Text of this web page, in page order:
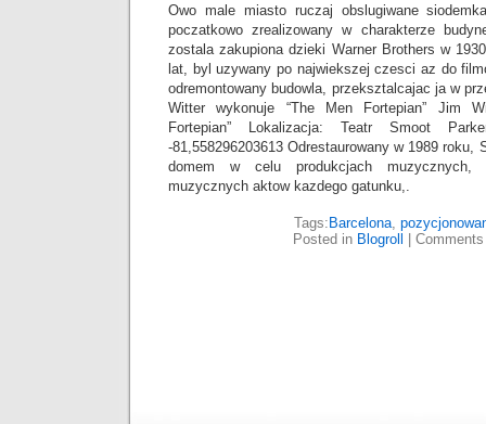
Owo male miasto ruczaj obslugiwane
poczatkowo zrealizowany w charakterze
zostala zakupiona dzieki Warner Brothers w
lat, byl uzywany po najwiekszej czesci az do
odremontowany budowla, przeksztalcajac ja w
Witter wykonuje “The Men Fortepian” Jim
Fortepian” Lokalizacja: Teatr Smoot
-81,558296203613 Odrestaurowany w 1989 roku,
domem w celu produkcjach muzycznych,
muzycznych aktow kazdego gatunku,.
Tags: Barcelona,
Posted in Blogroll